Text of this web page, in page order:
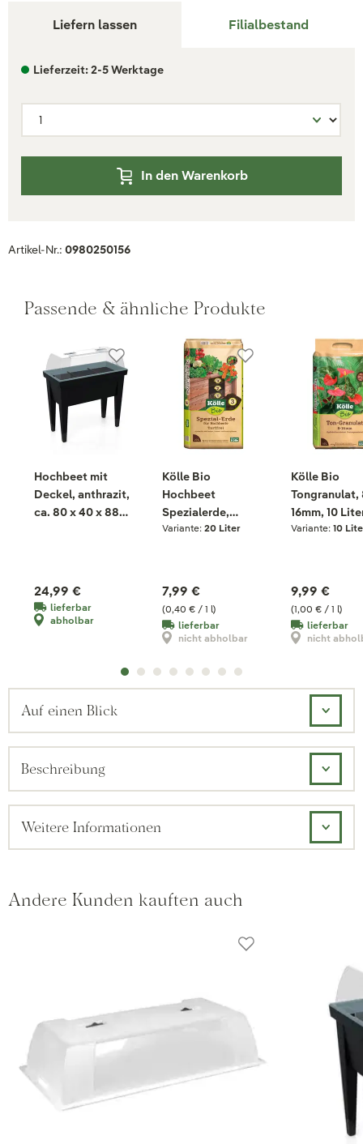
Liefern lassen Filialbestand
Lieferzeit: 2-5 Werktage
In den Warenkorb
Artikel-Nr.: 0980250156
Passende & ähnliche Produkte
Hochbeet mit
Deckel, anthrazit,
ca. 80 x 40 x 88
24,99 €
lieferbar
abholbar
Kölle Bio
Hochbeet
Spezialerde,
torffrei, 20 Liter
Variante:20 Liter
(0,40 € / 1 l)
7,99 €
lieferbar
nicht abholbar
Kölle Bio
Tongranulat,
16mm, 10
Variante: 10
(1,00 € / 1 l)
9,99 €
lieferbar
nicht
Auf einen Blick
Beschreibung
Weitere Informationen
Andere Kunden kauften auch